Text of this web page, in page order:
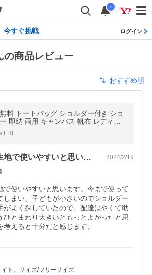
i
すぐ挑戦 ログイン
商品レビュー
おすすめ順
料 トートバッグ ショルダー付き ショ
即納 両用 キャンバス 帆布 レディー
ァスナー付き ポケット多い 肩掛け ミニ
仕切り設計 大好評
FRF
しっかりした生地で使いやすいと思います… 2024/2/19
で使いやすいと思います。今まで使って
しまい、子どもが小さいのでショルダー
がよく探していたので、配達はやくて助
ひとまわり大きいともっとよかったと思
考えると十分だと感じます。
ト、サイズ/フリーサイズ